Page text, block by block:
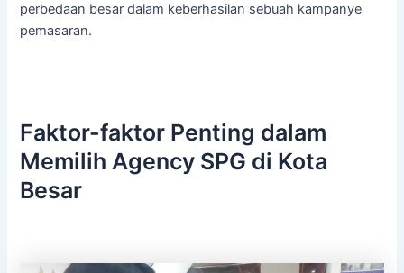
perbedaan besar dalam keberhasilan sebuah kampanye
pemasaran.
Faktor-faktor Penting dalam
Memilih Agency SPG di Kota
Besar